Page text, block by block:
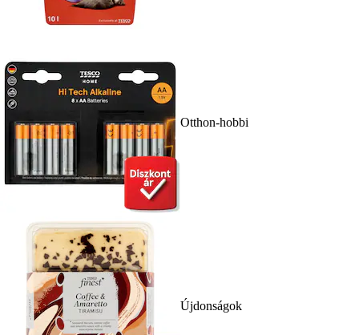
Otthon-hobbi
Újdonságok